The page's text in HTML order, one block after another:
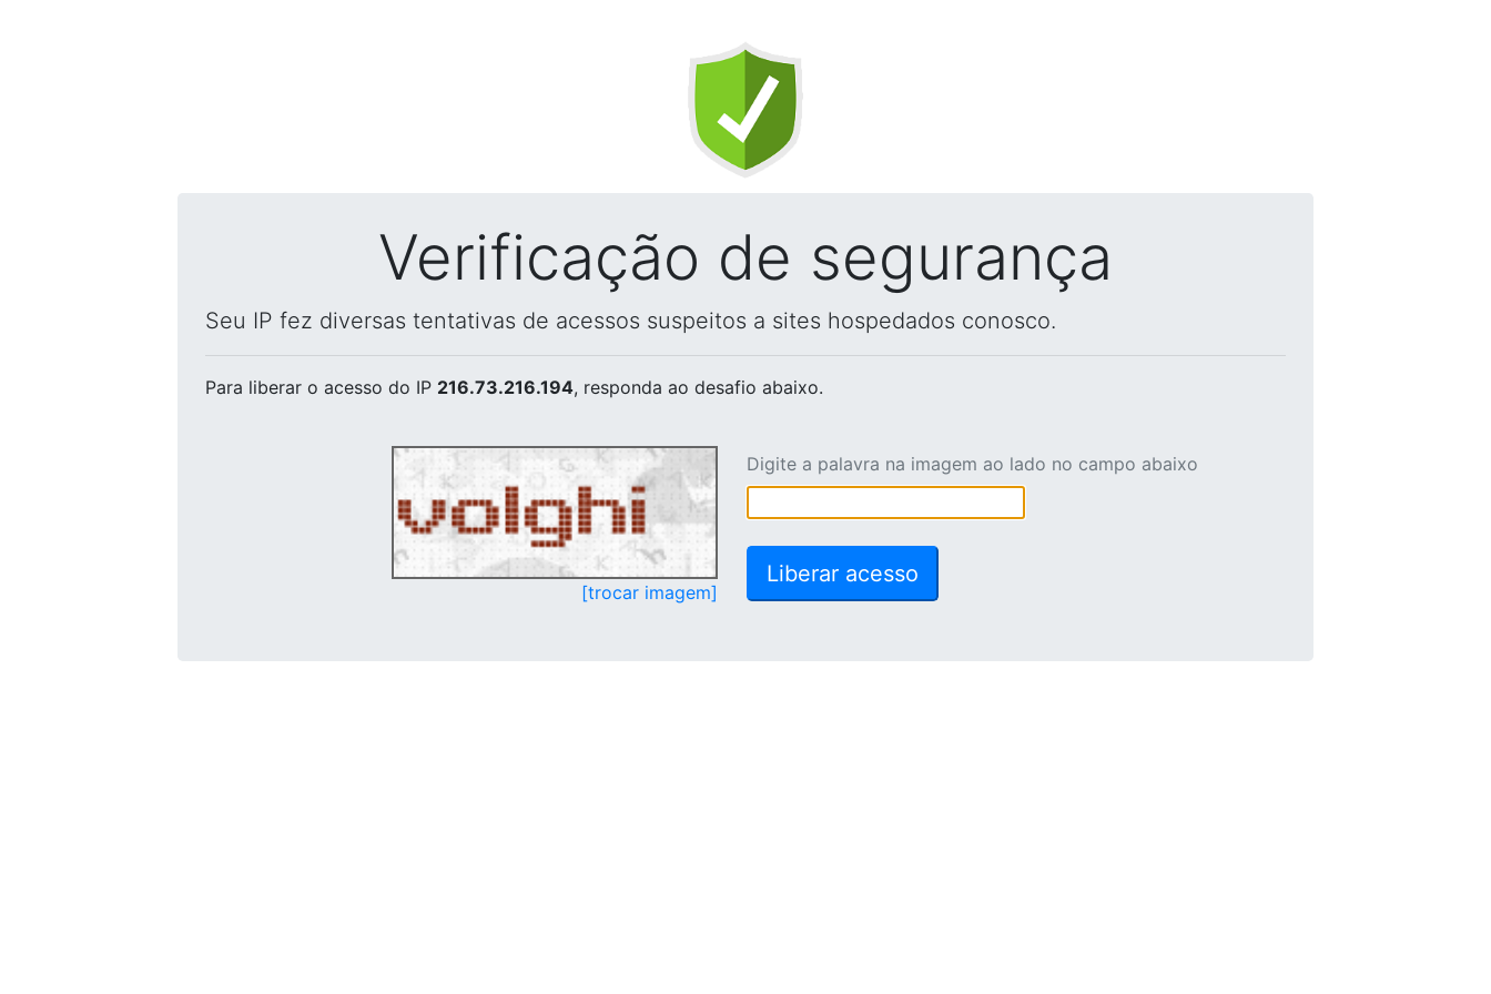
Verificação de segurança
Seu IP fez diversas tentativas de acessos suspeitos a sites hospedados conosco.
Para liberar o acesso do IP 216.73.216.194, responda ao desafio abaixo.
[trocar imagem]
Digite a palavra na imagem ao lado no campo abaixo